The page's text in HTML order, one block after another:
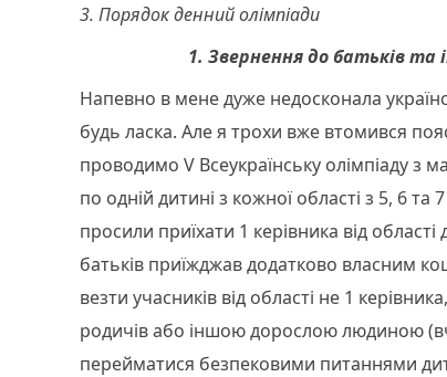
3. Порядок денний олімпіади
1. Звернення до батьків та
Напевно в мене дуже недосконала
будь ласка. Але я трохи вже втомився
проводимо V Всеукраїнську олімпіаду з
по одній дитині з кожної області з 5, 6
просили приїхати 1 керівника від
батьків приїжджав додатково власним
везти учасників від області не 1
родичів або іншою дорослою людиною
перейматися безпековими питаннями